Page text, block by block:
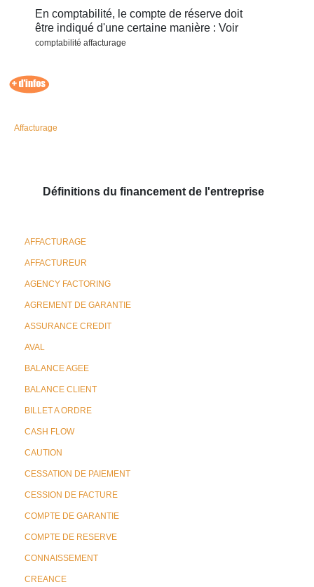
En comptabilité, le compte de réserve doit
être indiqué d'une certaine manière : Voir
comptabilité affacturage
Affacturage
Définitions du financement de l'entreprise
AFFACTURAGE
AFFACTUREUR
AGENCY FACTORING
AGREMENT DE GARANTIE
ASSURANCE CREDIT
AVAL
BALANCE AGEE
BALANCE CLIENT
BILLET A ORDRE
CASH FLOW
CAUTION
CESSATION DE PAIEMENT
CESSION DE FACTURE
COMPTE DE GARANTIE
COMPTE DE RESERVE
CONNAISSEMENT
CREANCE